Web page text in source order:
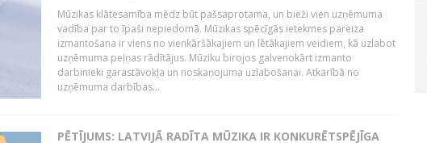
Mūzikas klātesamība mēdz būt pašsaprotama, un bieži vien uzņēmuma
vadība par to īpaši nepiedomā. Mūzikas spēcīgās ietekmes pareiza
izmantošana ir viens no vienkāršākajiem un lētākajiem veidiem, kā uzlabot
uzņēmuma peļņas rādītājus. Mūziku birojos galvenokārt izmanto
darbinieki garastāvokļa un noskaņojuma uzlabošanai. Atkarībā no
uzņēmuma darbības...
PĒTĪJUMS: LATVIJĀ RADĪTA MŪZIKA IR KONKURĒTSPĒJĪGA